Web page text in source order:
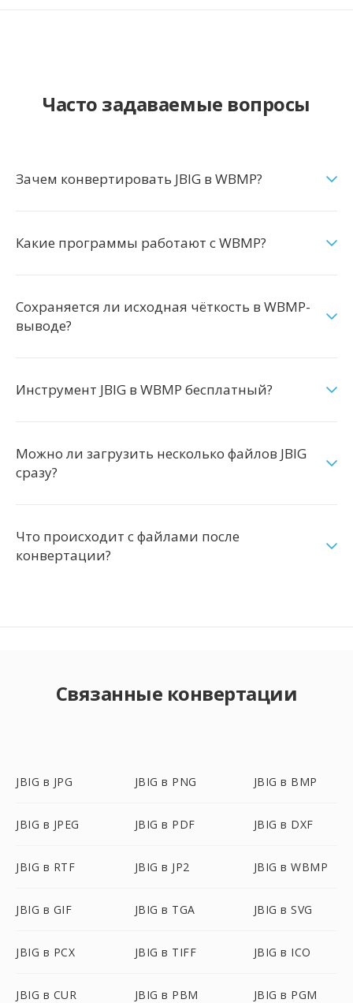
Часто задаваемые вопросы
Зачем конвертировать JBIG в WBMP?
Какие программы работают с WBMP?
Сохраняется ли исходная чёткость в WBMP-
выводе?
Инструмент JBIG в WBMP бесплатный?
Можно ли загрузить несколько файлов JBIG
сразу?
Что происходит с файлами после
конвертации?
Связанные конвертации
JBIG в JPG JBIG в PNG JBIG в BMP
JBIG в JPEG JBIG в PDF JBIG в DXF
JBIG в RTF JBIG в JP2 JBIG в WBMP
JBIG в GIF JBIG в TGA JBIG в SVG
JBIG в PCX JBIG в TIFF JBIG в ICO
JBIG в CUR JBIG в PBM JBIG в PGM